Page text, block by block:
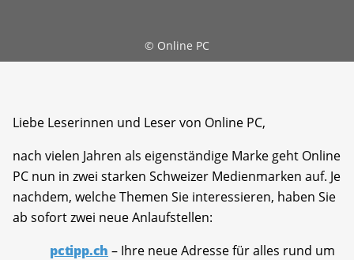
© Online PC
Liebe Leserinnen und Leser von Online PC,
nach vielen Jahren als eigenständige Marke geht Online
PC nun in zwei starken Schweizer Medienmarken auf. Je
nachdem, welche Themen Sie interessieren, haben Sie
ab sofort zwei neue Anlaufstellen:
pctipp.ch – Ihre neue Adresse für alles rund um